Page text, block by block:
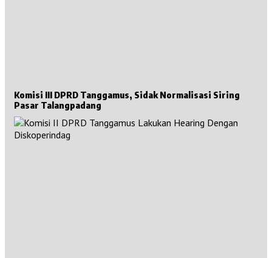
Komisi III DPRD Tanggamus, Sidak Normalisasi Siring
Pasar Talangpadang